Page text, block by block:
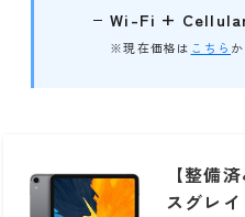
Wi-Fi +
※現在価格は こちら
【整備
スグレ